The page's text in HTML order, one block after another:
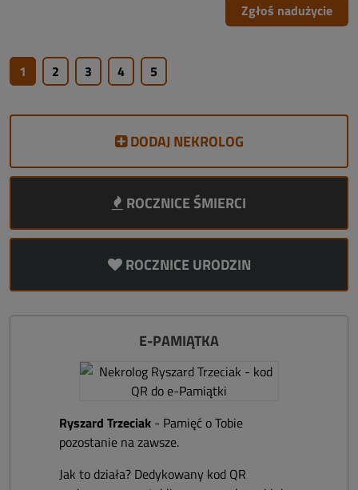
Zgłoś nadużycie
1 2 3 4 5
DODAJ NEKROLOG
ROCZNICE ŚMIERCI
ROCZNICE URODZIN
E-PAMIĄTKA
Ryszard Trzeciak - Pamięć o Tobie
pozostanie na zawsze.
Jak to działa? Dedykowany kod QR